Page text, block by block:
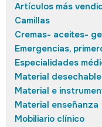
Artículos más
Camillas
Cremas- aceites-
Emergencias,
Especialidades
Material desechable
Material e
Material enseñanza
Mobiliario clínico